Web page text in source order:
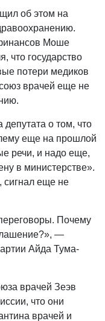
об этом на
Моше
что государство
потери медиков
врачей еще не
депутата о том, что
еще на прошлой
речи, и надо еще,
в министерстве».
сигнал еще не
Почему
—
Айда Тума-
врачей Зеэв
что они
врачей и